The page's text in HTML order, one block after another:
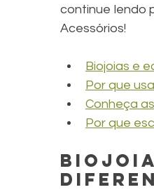
continue lendo
Acessórios!
Biojoias e
Por que
Conheça
Por que